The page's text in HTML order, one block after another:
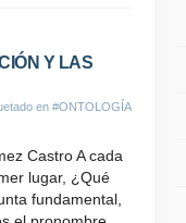
Y LAS
en #ONTOLOGÍA
Castro A cada
lugar, ¿Qué
fundamental,